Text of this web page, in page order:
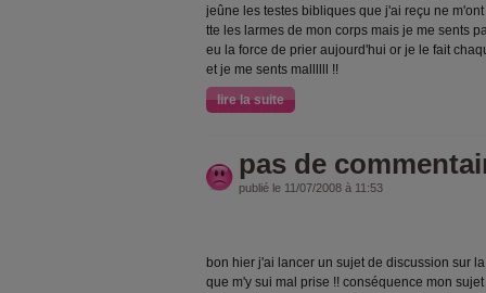
jeûne les testes bibliques que j'ai reçu ne
tte les larmes de mon corps mais je me sents
eu la force de prier aujourd'hui or je le fait
et je me sents mallllll !!
lire la suite
pas de
publié le 11/07/2008 à 11:53
bon hier j'ai lancer un sujet de discussion sur
que m'y sui mal prise !! conséquence mon